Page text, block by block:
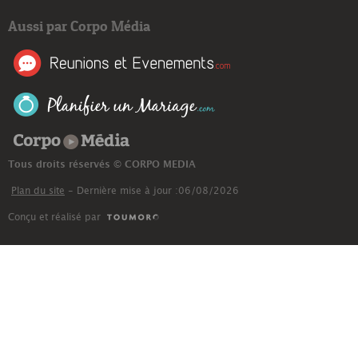
Aussi par Corpo Média
Tous droits réservés © CORPO MEDIA
Plan du site - Dernière mise à jour :06/08/2026
Conçu et réalisé par